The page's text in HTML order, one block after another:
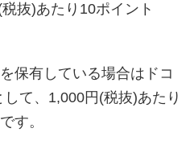
抜)あたり10ポイント
保有している場合はドコ
て、1,000円(税抜)あたり
す。